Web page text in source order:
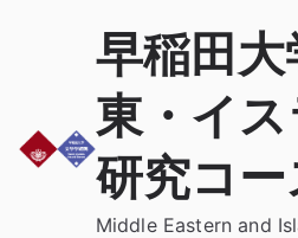
早稲田大
東・イ
研究コー
Middle Eastern and